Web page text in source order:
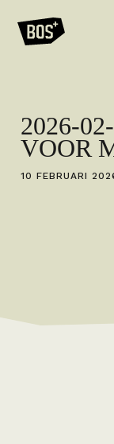
2026-
VOOR
10 FEBRUARI